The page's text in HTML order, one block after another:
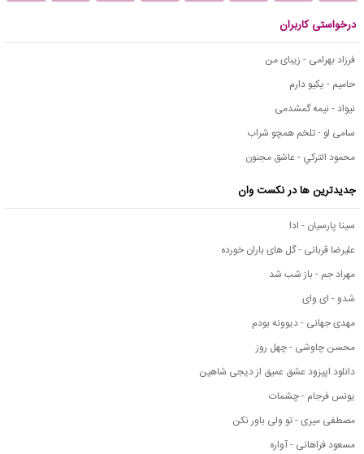
درخواستی کاربران
فرزاد بهرامی - زیبای من
حامیم - یکیو دارم
نیواد - نیمه گمشدمی
سامی لو - تلخم همچو شراب
محمود التركي - عاشق مجنون
جدیدترین ها در نکست وان
سینا پارسیان - ادا
علیرضا قربانی - گل های باران خورده
مهراد جم - باز شب شد
شدو - ای وای
مهدی جهانی - دیوونه بودم
محسن چاوشی - چهل روز
دانلود اپیزود عشق عمیق از دیجی شاهین
یونس فرجام - چشمات
مصطفی میری - تو ولی باور نکن
مسعود فراهانی - آواره